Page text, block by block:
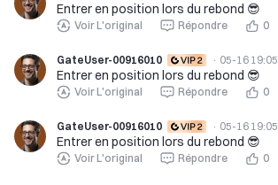
Entrer en position lors du rebond 😎
Voir L'original Répondre 0
GateUser-00916010 · 05-16 19:05
Entrer en position lors du rebond 😎
Voir L'original Répondre 0
GateUser-00916010 · 05-16 19:05
Entrer en position lors du rebond 😎
Voir L'original Répondre 0